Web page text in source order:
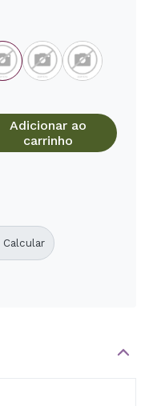
Adicionar ao
carrinho
Calcular